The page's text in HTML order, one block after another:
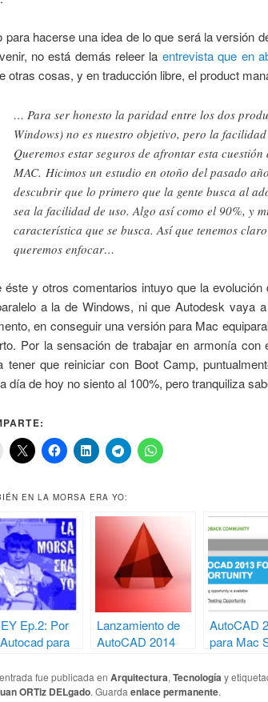
para hacerse una idea de lo que será la versión
no está demás releer la entrevista que en
otras cosas, y en traducción libre, el product
… Para ser honesto la paridad entre los dos
Windows) no es nuestro objetivo, pero la
Queremos estar seguros de afrontar esta
MAC. Hicimos un estudio en otoño del pasado
descubrir que lo primero que la gente busca al
sea la facilidad de uso. Algo así como el 90%, y
característica que se busca. Así que tenemos
queremos enfocar…
éste y otros comentarios intuyo que la
a la de Windows, ni que Autodesk vaya
en conseguir una versión para Mac
Por la sensación de trabajar en armonía
tener que reiniciar con Boot Camp,
día de hoy no siento al 100%, pero tranquiliza
EN LA MORSA ERA YO:
Ep.2: Por
para
Lanzamiento de
AutoCAD 2014
coincidente con
OSX Mavericks
AutoCAD
para Mac
fue publicada enArquitectura,Tecnologíay
ORTiz DELgado. Guardaenlace permanente.